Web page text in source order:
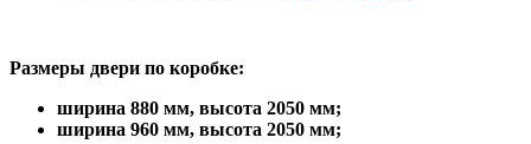
Размеры двери по коробке:
ширина 880 мм, высота 2050 мм;
ширина 960 мм, высота 2050 мм;